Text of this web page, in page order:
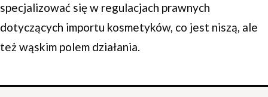
specjalizować się w regulacjach prawnych
dotyczących importu kosmetyków, co jest niszą, ale
też wąskim polem działania.